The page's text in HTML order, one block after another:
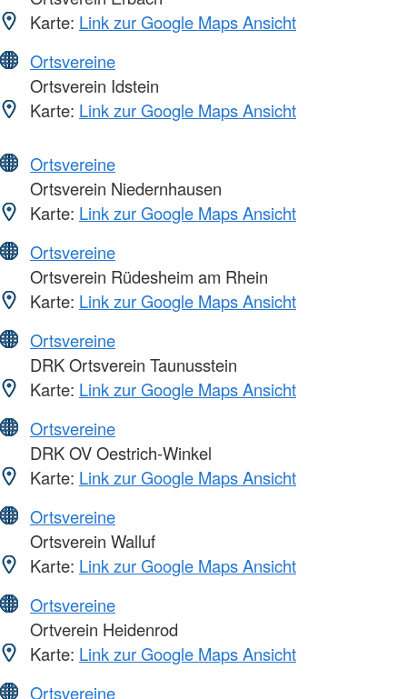
Karte: Link zur Google Maps Ansicht
Ortsvereine
Ortsverein Idstein
Karte: Link zur Google Maps Ansicht
Ortsvereine
Ortsverein Niedernhausen
Karte: Link zur Google Maps Ansicht
Ortsvereine
Ortsverein Rüdesheim am Rhein
Karte: Link zur Google Maps Ansicht
Ortsvereine
DRK Ortsverein Taunusstein
Karte: Link zur Google Maps Ansicht
Ortsvereine
DRK OV Oestrich-Winkel
Karte: Link zur Google Maps Ansicht
Ortsvereine
Ortsverein Walluf
Karte: Link zur Google Maps Ansicht
Ortsvereine
Ortverein Heidenrod
Karte: Link zur Google Maps Ansicht
Ortsvereine